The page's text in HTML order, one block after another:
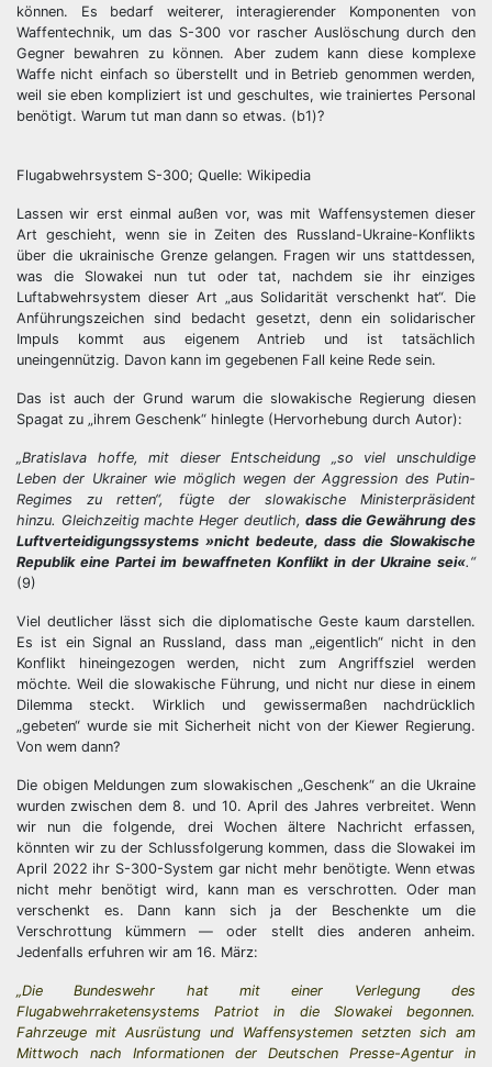
können. Es bedarf weiterer, interagierender Komponenten von
Waffentechnik, um das S-300 vor rascher Auslöschung durch den
Gegner bewahren zu können. Aber zudem kann diese komplexe
Waffe nicht einfach so überstellt und in Betrieb genommen werden,
weil sie eben kompliziert ist und geschultes, wie trainiertes Personal
benötigt. Warum tut man dann so etwas. (b1)?
Flugabwehrsystem S-300; Quelle: Wikipedia
Lassen wir erst einmal außen vor, was mit Waffensystemen dieser
Art geschieht, wenn sie in Zeiten des Russland-Ukraine-Konflikts
über die ukrainische Grenze gelangen. Fragen wir uns stattdessen,
was die Slowakei nun tut oder tat, nachdem sie ihr einziges
Luftabwehrsystem dieser Art „aus Solidarität verschenkt hat“. Die
Anführungszeichen sind bedacht gesetzt, denn ein solidarischer
Impuls kommt aus eigenem Antrieb und ist tatsächlich
uneingennützig. Davon kann im gegebenen Fall keine Rede sein.
Das ist auch der Grund warum die slowakische Regierung diesen
Spagat zu „ihrem Geschenk“ hinlegte (Hervorhebung durch Autor):
„Bratislava hoffe, mit dieser Entscheidung „so viel unschuldige
Leben der Ukrainer wie möglich wegen der Aggression des Putin-
Regimes zu retten“, fügte der slowakische Ministerpräsident
hinzu. Gleichzeitig machte Heger deutlich,dass die Gewährung des
Luftverteidigungssystems »nicht bedeute, dass die Slowakische
Republik eine Partei im bewaffneten Konflikt in der Ukraine sei«.“
(9)
Viel deutlicher lässt sich die diplomatische Geste kaum darstellen.
Es ist ein Signal an Russland, dass man „eigentlich“ nicht in den
Konflikt hineingezogen werden, nicht zum Angriffsziel werden
möchte. Weil die slowakische Führung, und nicht nur diese in einem
Dilemma steckt. Wirklich und gewissermaßen nachdrücklich
„gebeten“ wurde sie mit Sicherheit nicht von der Kiewer Regierung.
Von wem dann?
Die obigen Meldungen zum slowakischen „Geschenk“ an die Ukraine
wurden zwischen dem 8. und 10. April des Jahres verbreitet. Wenn
wir nun die folgende, drei Wochen ältere Nachricht erfassen,
könnten wir zu der Schlussfolgerung kommen, dass die Slowakei im
April 2022 ihr S-300-System gar nicht mehr benötigte. Wenn etwas
nicht mehr benötigt wird, kann man es verschrotten. Oder man
verschenkt es. Dann kann sich ja der Beschenkte um die
Verschrottung kümmern — oder stellt dies anderen anheim.
Jedenfalls erfuhren wir am 16. März:
„Die Bundeswehr hat mit einer Verlegung des
Flugabwehrraketensystems Patriot in die Slowakei begonnen.
Fahrzeuge mit Ausrüstung und Waffensystemen setzten sich am
Mittwoch nach Informationen der Deutschen Presse-Agentur in